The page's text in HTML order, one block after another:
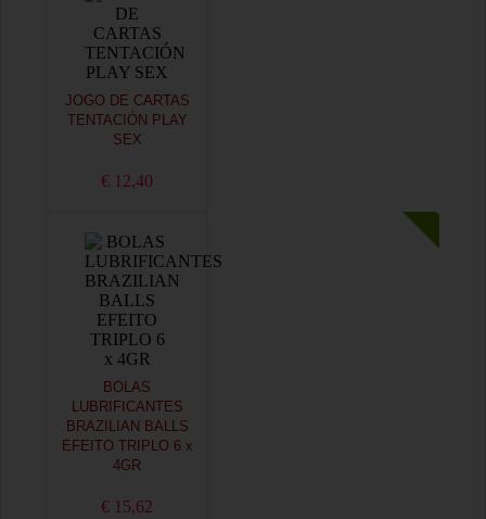
JOGO DE CARTAS
TENTACIÓN PLAY
SEX
€ 12,40
BOLAS
LUBRIFICANTES
BRAZILIAN BALLS
EFEITO TRIPLO 6 x
4GR
€ 15,62